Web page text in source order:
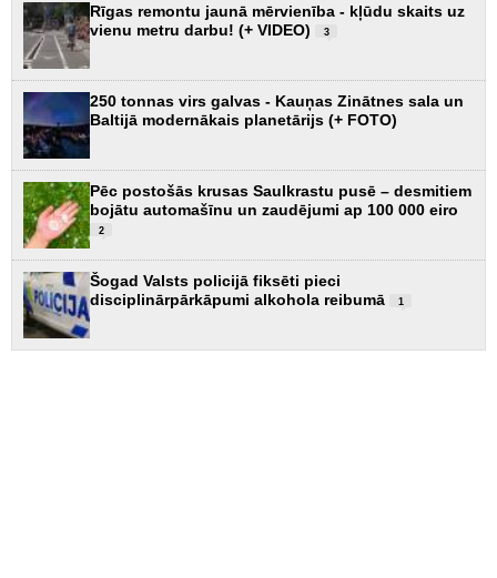
Rīgas remontu jaunā mērvienība - kļūdu skaits uz
vienu metru darbu! (+ VIDEO)
3
250 tonnas virs galvas - Kauņas Zinātnes sala un
Baltijā modernākais planetārijs (+ FOTO)
Pēc postošās krusas Saulkrastu pusē – desmitiem
bojātu automašīnu un zaudējumi ap 100 000 eiro
2
Šogad Valsts policijā fiksēti pieci
disciplinārpārkāpumi alkohola reibumā
1